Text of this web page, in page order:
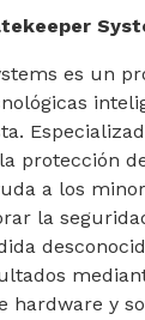
es un
protección
a los
la
hardware y